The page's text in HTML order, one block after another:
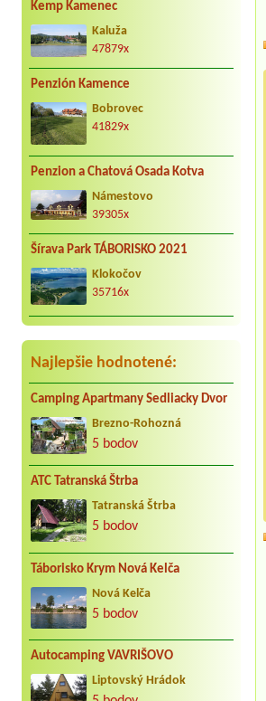
Kemp Kamenec
Kaluža
47879x
Penzión Kamence
Bobrovec
41829x
Penzion a Chatová Osada Kotva
Námestovo
39305x
Šírava Park TÁBORISKO 2021
Klokočov
35716x
Najlepšie hodnotené:
Camping Apartmany Sedliacky Dvor
Brezno-Rohozná
5 bodov
ATC Tatranská Štrba
Tatranská Štrba
5 bodov
Táborisko Krym Nová Kelča
Nová Kelča
5 bodov
Autocamping VAVRIŠOVO
Liptovský Hrádok